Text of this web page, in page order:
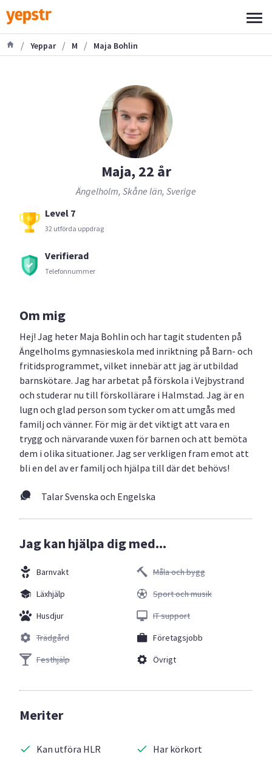
/ Yeppar / M / Maja Bohlin
Maja, 22 år
Ängelholm, Skåne län, Sverige
Level 7
32 utförda uppdrag
Verifierad
Telefonnummer
Om mig
Hej! Jag heter Maja Bohlin och har tagit studenten på
Ängelholms gymnasieskola med inriktning på Barn- och
fritidsprogrammet, vilket innebär att jag är utbildad
barnskötare. Jag har arbetat på förskola i Vejbystrand
och studerar nu till förskollärare i Halmstad. Jag är en
lugn och glad person som tycker om att umgås med
familj och vänner. För mig är det viktigt att vara en
trygg och närvarande vuxen för barnen och att bemöta
dem i olika situationer. Jag ser verkligen fram emot att
bli en del av er familj och hjälpa till där det behövs!
Talar Svenska och Engelska
Jag kan hjälpa dig med...
Barnvakt
Läxhjälp
Husdjur
Trädgård
Festhjälp
Måla och bygg
Sport och musik
IT support
Företagsjobb
Övrigt
Meriter
Kan utföra HLR Har körkort